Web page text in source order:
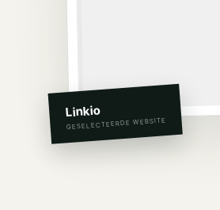
Linkio
GESELECTEERDE WEBSITE